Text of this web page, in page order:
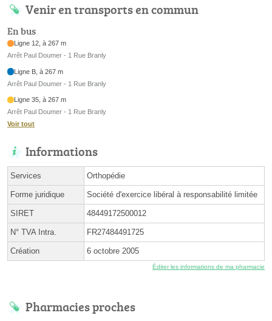
Venir en transports en commun
En bus
Ligne 12, à 267 m
Arrêt Paul Doumer - 1 Rue Branly
Ligne B, à 267 m
Arrêt Paul Doumer - 1 Rue Branly
Ligne 35, à 267 m
Arrêt Paul Doumer - 1 Rue Branly
Voir tout
Informations
Services Orthopédie
Forme juridique Société d'exercice libéral à responsabilité limitée
SIRET 48449172500012
N° TVA Intra. FR27484491725
Création 6 octobre 2005
Éditer les informations de ma pharmacie
Pharmacies proches